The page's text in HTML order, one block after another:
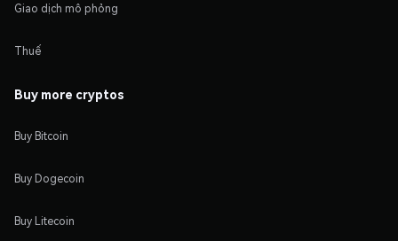
Giao dịch mô phỏng
Thuế
Buy more cryptos
Buy Bitcoin
Buy Dogecoin
Buy Litecoin